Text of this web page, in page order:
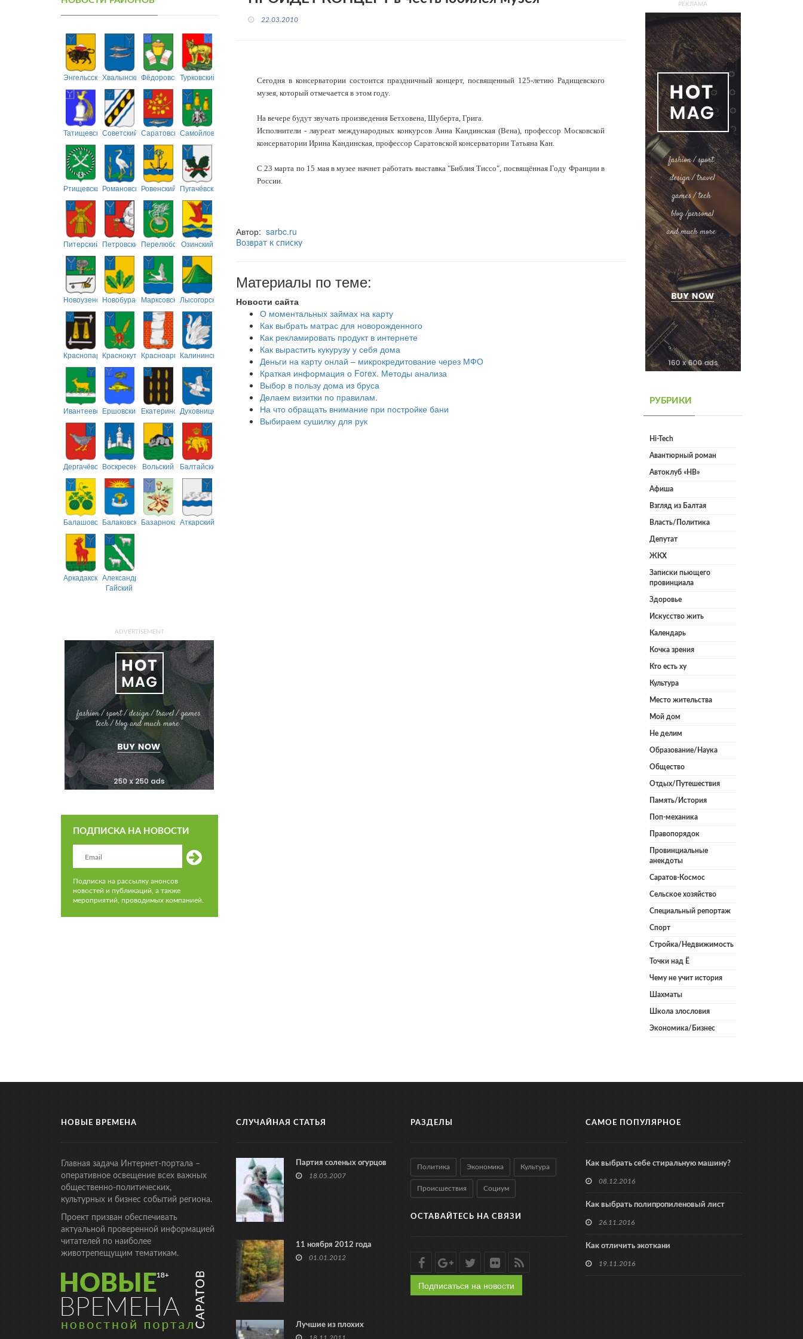
ЭнгельсскийХвалынскийФёдоровскийТурковский
ТатищевскийСоветский СаратовскийСамойловский
РтищевскийРомановскийРовенский Пугачёвский
Питерский ПетровскийПерелюбскийОзинский
НовоузенскийНовобурасскийМарксовскийЛысогорский
Краснопартизанский
КраснокутскийКрасноармейский
Калининский
ИвантеевскийЕршовский ЕкатериновскийДуховницкий
ДергачёвскийВоскресенскийВольский Балтайский
БалашовскийБалаковскийБазарнокарабулакский
Аткарский
АркадакскийАлександрово-
Гайский
ADVERTISEMENT
ПОДПИСКА НА НОВОСТИ
Подписка на рассылку анонсов
новостей и публикаций, а также
мероприятий, проводимых компанией.
22.03.2010
Сегодня в консерватории состоится праздничный концерт, посвященный 125-летию Радищевского
музея, который отмечается в этом году.
На вечере будут звучать произведения Бетховена, Шуберта, Грига.
Исполнители - лауреат международных конкурсов Анна Кандинская (Вена), профессор Московской
консерватории Ирина Кандинская, профессор Саратовской консерватории Татьяна Кан.
С 23 марта по 15 мая в музее начнет работать выставка "Библия Тиссо", посвящённая Году Франции в
России.
Автор: sarbc.ru
Возврат к списку
Материалы по теме:
Новости сайта
О моментальных займах на карту
Как выбрать матрас для новорожденного
Как рекламировать продукт в интернете
Как вырастить кукурузу у себя дома
Деньги на карту онлай – микрокредитование через МФО
Краткая информация о Forex. Методы анализа
Выбор в пользу дома из бруса
Делаем визитки по правилам.
На что обращать внимание при постройке бани
Выбираем сушилку для рук
РЕКЛАМА
РУБРИКИ
Hi-Tech
Авантюрный роман
Автоклуб «НВ»
Афиша
Взгляд из Балтая
Власть/Политика
Депутат
ЖКХ
Записки пьющего
провинциала
Здоровье
Искусство жить
Календарь
Кочка зрения
Кто есть ху
Культура
Место жительства
Мой дом
Не делим
Образование/Наука
Общество
Отдых/Путешествия
Память/История
Поп-механика
Правопорядок
Провинциальные
анекдоты
Саратов-Космос
Сельское хозяйство
Специальный репортаж
Спорт
Стройка/Недвижимость
Точки над Ё
Чему не учит история
Шахматы
Школа злословия
Экономика/Бизнес
НОВЫЕ ВРЕМЕНА
Главная задача Интернет-портала –
оперативное освещение всех важных
общественно-политических,
культурных и бизнес событий региона.
Проект призван обеспечивать
актуальной проверенной информацией
читателей по наиболее
животрепещущим тематикам.
СЛУЧАЙНАЯ СТАТЬЯ
Партия соленых огурцов
18.05.2007
11 ноября 2012 года
01.01.2012
Лучшие из плохих
РАЗДЕЛЫ
Политика Экономика Культура
Происшествия Социум
ОСТАВАЙТЕСЬ НА СВЯЗИ
Подписаться на новости
САМОЕ ПОПУЛЯРНОЕ
Как выбрать себе стиральную машину?
08.12.2016
Как выбрать полипропиленовый лист
26.11.2016
Как отличить экоткани
19.11.2016